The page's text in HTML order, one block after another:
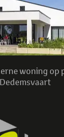
woning op
Dedemsvaart